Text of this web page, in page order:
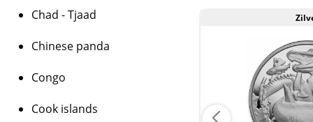
Dit product wordt
houdt in dat wij btw
behalen op dit
niet op de factuur
is inclusief btw.
Chad - Tjaad
Chinese panda
Congo
Cook islands